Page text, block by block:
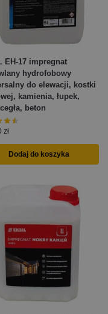
EH-17 impregnat
hydrofobowy
do elewacji, kostki
kamienia, łupek,
beton
zł
Dodaj do koszyka